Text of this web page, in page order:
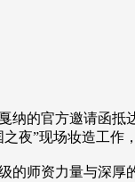
纳的官方邀请
夜”现场妆造工作
师资力量与深